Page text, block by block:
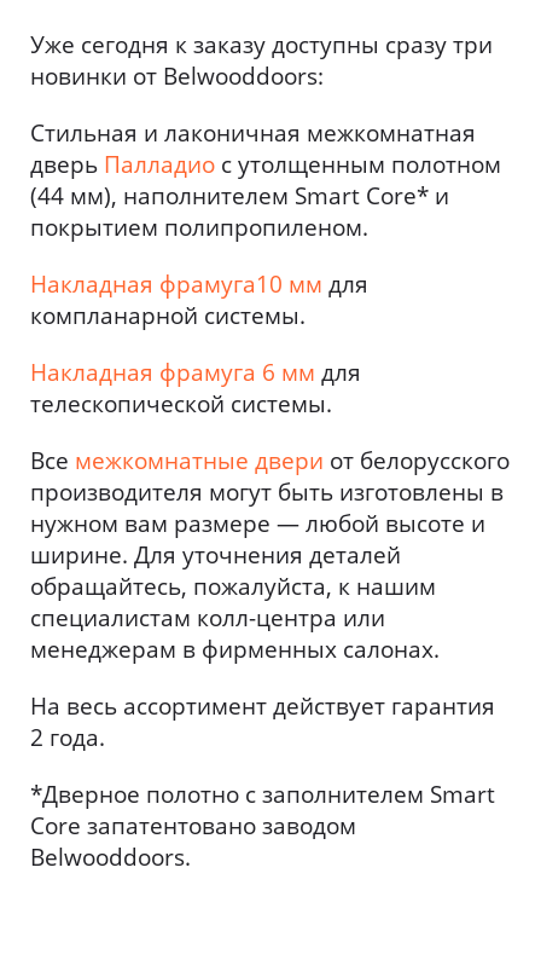
Уже сегодня к заказу доступны сразу три
новинки от Belwooddoors:
Стильная и лаконичная межкомнатная
дверь Палладио с утолщенным полотном
(44 мм), наполнителем Smart Core* и
покрытием полипропиленом.
Накладная фрамуга10 мм для
компланарной системы.
Накладная фрамуга 6 мм для
телескопической системы.
Все межкомнатные двери от белорусского
производителя могут быть изготовлены в
нужном вам размере — любой высоте и
ширине. Для уточнения деталей
обращайтесь, пожалуйста, к нашим
специалистам колл-центра или
менеджерам в фирменных салонах.
На весь ассортимент действует гарантия
2 года.
*Дверное полотно с заполнителем Smart
Core запатентовано заводом
Belwooddoors.